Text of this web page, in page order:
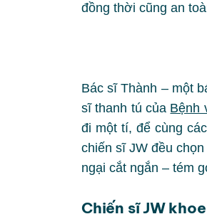
đồng thời cũng an
Bác sĩ Thành – một
sĩ thanh tú của Bệnh
đi một tí, để cùng
chiến sĩ JW đều
ngại cắt ngắn – tém
Chiến sĩ JW